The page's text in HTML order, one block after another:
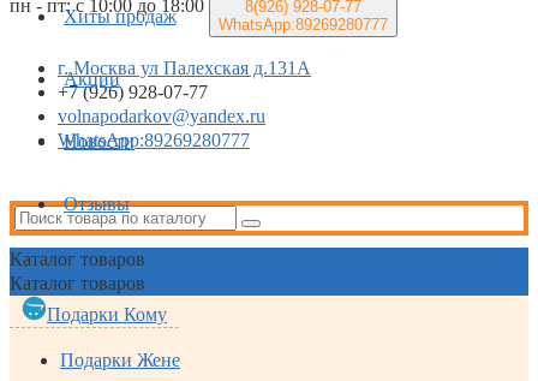
пн - пт: с 10:00 до 18:00 8(926) 928-07-77
WhatsApp:89269280777
г. Москва ул Палехская д.131А
+7 (926) 928-07-77
volnapodarkov@yandex.ru
WhatsApp:89269280777
Хиты продаж
Акции
Новости
Отзывы
Каталог товаров
Каталог товаров
Подарки Кому
Подарки Жене